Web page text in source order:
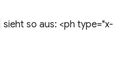
sieht so aus: <ph type="x-